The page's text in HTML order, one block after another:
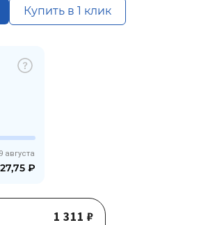
Купить в 1 клик
августа
₽
1 311 ₽